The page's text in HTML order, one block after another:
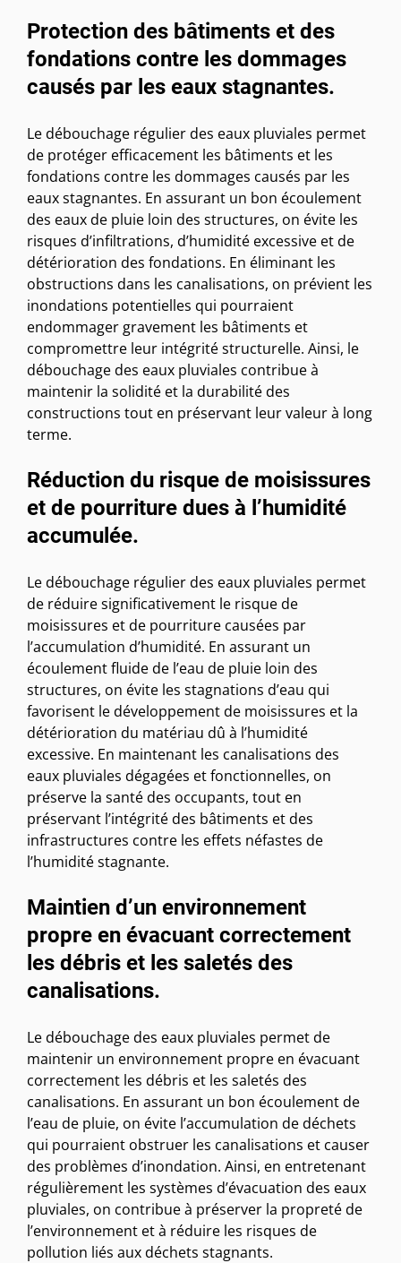
Protection des bâtiments et des
fondations contre les dommages
causés par les eaux stagnantes.
Le débouchage régulier des eaux pluviales permet
de protéger efficacement les bâtiments et les
fondations contre les dommages causés par les
eaux stagnantes. En assurant un bon écoulement
des eaux de pluie loin des structures, on évite les
risques d’infiltrations, d’humidité excessive et de
détérioration des fondations. En éliminant les
obstructions dans les canalisations, on prévient les
inondations potentielles qui pourraient
endommager gravement les bâtiments et
compromettre leur intégrité structurelle. Ainsi, le
débouchage des eaux pluviales contribue à
maintenir la solidité et la durabilité des
constructions tout en préservant leur valeur à long
terme.
Réduction du risque de moisissures
et de pourriture dues à l’humidité
accumulée.
Le débouchage régulier des eaux pluviales permet
de réduire significativement le risque de
moisissures et de pourriture causées par
l’accumulation d’humidité. En assurant un
écoulement fluide de l’eau de pluie loin des
structures, on évite les stagnations d’eau qui
favorisent le développement de moisissures et la
détérioration du matériau dû à l’humidité
excessive. En maintenant les canalisations des
eaux pluviales dégagées et fonctionnelles, on
préserve la santé des occupants, tout en
préservant l’intégrité des bâtiments et des
infrastructures contre les effets néfastes de
l’humidité stagnante.
Maintien d’un environnement
propre en évacuant correctement
les débris et les saletés des
canalisations.
Le débouchage des eaux pluviales permet de
maintenir un environnement propre en évacuant
correctement les débris et les saletés des
canalisations. En assurant un bon écoulement de
l’eau de pluie, on évite l’accumulation de déchets
qui pourraient obstruer les canalisations et causer
des problèmes d’inondation. Ainsi, en entretenant
régulièrement les systèmes d’évacuation des eaux
pluviales, on contribue à préserver la propreté de
l’environnement et à réduire les risques de
pollution liés aux déchets stagnants.